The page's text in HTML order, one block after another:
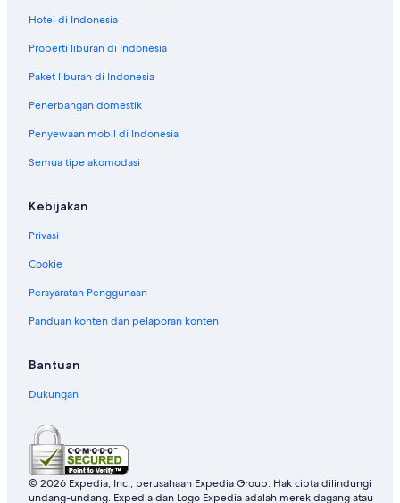
Hotel di Indonesia
Properti liburan di Indonesia
Paket liburan di Indonesia
Penerbangan domestik
Penyewaan mobil di Indonesia
Semua tipe akomodasi
Kebijakan
Privasi
Cookie
Persyaratan Penggunaan
Panduan konten dan pelaporan konten
Bantuan
Dukungan
© 2026 Expedia, Inc., perusahaan Expedia Group. Hak cipta dilindungi
undang-undang. Expedia dan Logo Expedia adalah merek dagang atau